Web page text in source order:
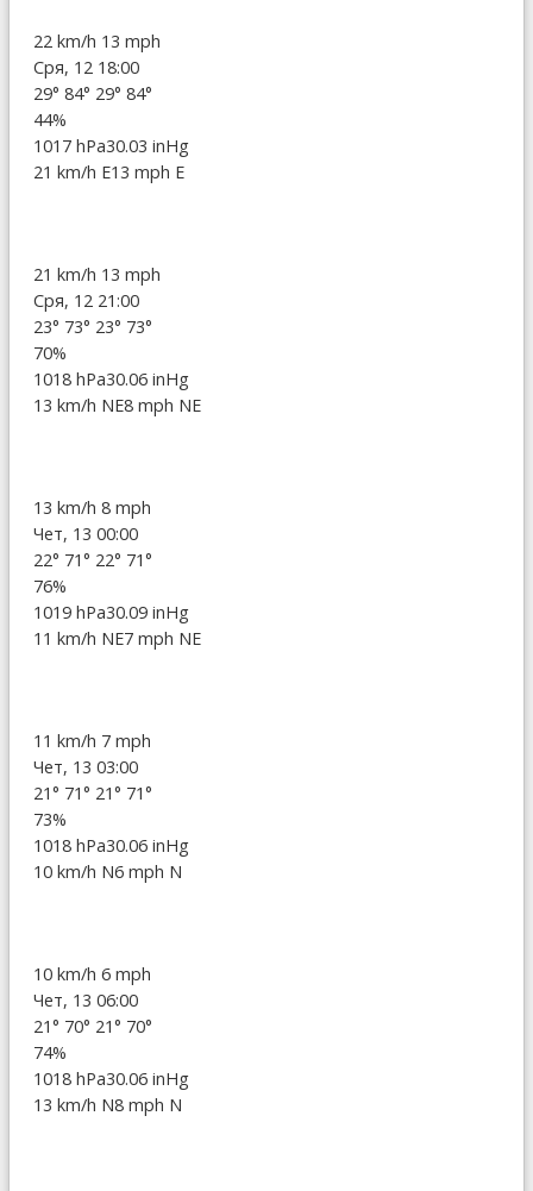
22 km/h 13 mph
Сря, 12 18:00
29° 84° 29° 84°
44%
1017 hPa30.03 inHg
21 km/h E13 mph E
21 km/h 13 mph
Сря, 12 21:00
23° 73° 23° 73°
70%
1018 hPa30.06 inHg
13 km/h NE8 mph NE
13 km/h 8 mph
Чет, 13 00:00
22° 71° 22° 71°
76%
1019 hPa30.09 inHg
11 km/h NE7 mph NE
11 km/h 7 mph
Чет, 13 03:00
21° 71° 21° 71°
73%
1018 hPa30.06 inHg
10 km/h N6 mph N
10 km/h 6 mph
Чет, 13 06:00
21° 70° 21° 70°
74%
1018 hPa30.06 inHg
13 km/h N8 mph N